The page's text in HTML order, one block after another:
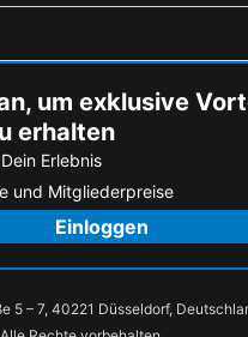
um exklusive
erhalten
Erlebnis
und Mitgliederpreise
Einloggen
5 – 7, 40221 Düsseldorf,